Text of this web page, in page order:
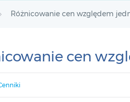
Różnicowanie cen względem
cen